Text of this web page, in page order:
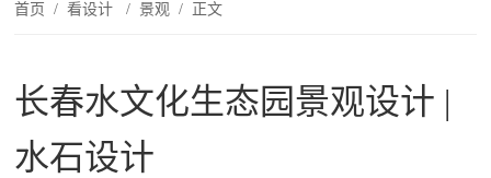
首页 /看设计 / 景观 / 正文
长春水文化生态园景观设计 |
水石设计